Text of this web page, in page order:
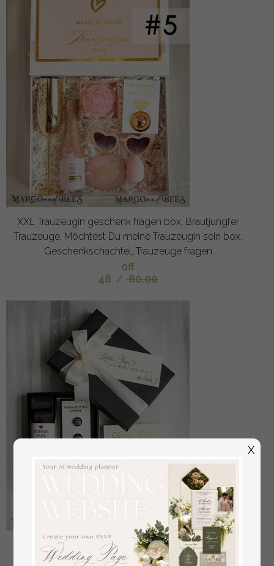
XXL Trauzeugin geschenk fragen box, Brautjungfer
Trauzeuge, Möchtest Du meine Trauzeugin sein box,
Geschenkschachtel, Trauzeuge fragen
off
48 / 60.00
Manschettenknöpfe Vater der Braut
off
X